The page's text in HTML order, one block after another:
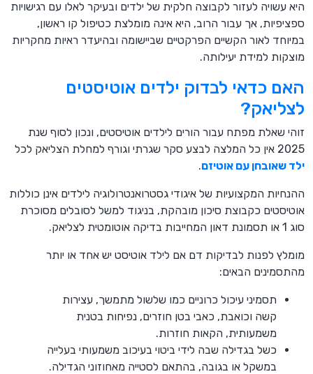
היא עשויה לעזור לקבוצה חלקית של ילדים ובעיקר לאלו עם רגישויות
ספציפיות, אך עבור הרוב, היא אינה מומלצת כטיפול קו ראשון,
במיוחד לאור הקשיים הפרקטיים שביישומה ובהיעדר ראיות מחקריות
מוצקות למידת יעילותה.
האם כדאי לבדוק ילדים אוטיסטים
לצליאק?
זוהי שאלת מפתח עבור הורים לילדים אוטיסטים, ונכון לסוף שנת
2025 אין כל המלצה לבצע סקר שגרתי וגורף למחלת הצליאק לכל
ילד שאובחן עם אוטיזם.
ההנחיות המקצועיות של איגודי גסטרואנטרולוגיה לילדים אינן כוללות
אוטיסטים כקבוצת סיכון מובהקת, בניגוד למשל לסובלים מסוכרת
סוג 1 או תסמונת דאון המחייבות בדיקה אוטומטית לצליאק.
מומלץ לפנות לבדיקות דם אם לילד אוטיסט יש אחד או יותר
מהתסמינים הבאים:
תסמיני עיכול כרוניים כמו שלשול מתמשך, עצירות
קשה וכואבת, כאבי בטן חוזרים, נפיחות בטנית
משמעותית, הקאות חוזרות.
כשל בגדילה שבה לידי ביטוי בעיכוב משמעותי בעלייה
במשקל או בגובה, בהתאם לסטייה מאחוזוני הגדילה.